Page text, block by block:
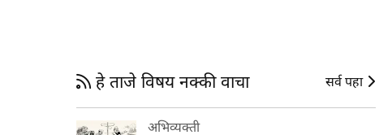
हे ताजे विषय नक्की वाचा सर्व पहा
अभिव्यक्ती